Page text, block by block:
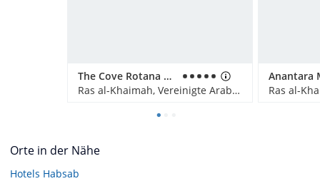
The Cove Rotana Resort
Ras al-Khaimah, Vereinigte Arabische Emirate
Orte in der Nähe
Hotels Habsab